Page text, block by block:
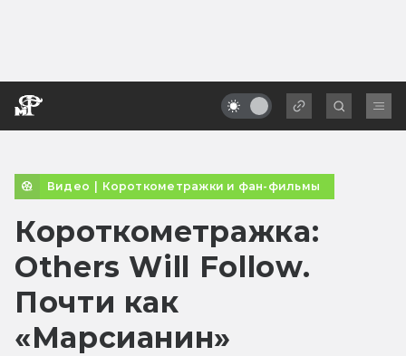
Видео | Короткометражки и фан-фильмы
Короткометражка:
Others Will Follow.
Почти как
«Марсианин»